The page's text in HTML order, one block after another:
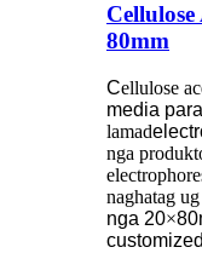
80mm
Cellulose
media
lamad
nga
naghatag
nga 20×